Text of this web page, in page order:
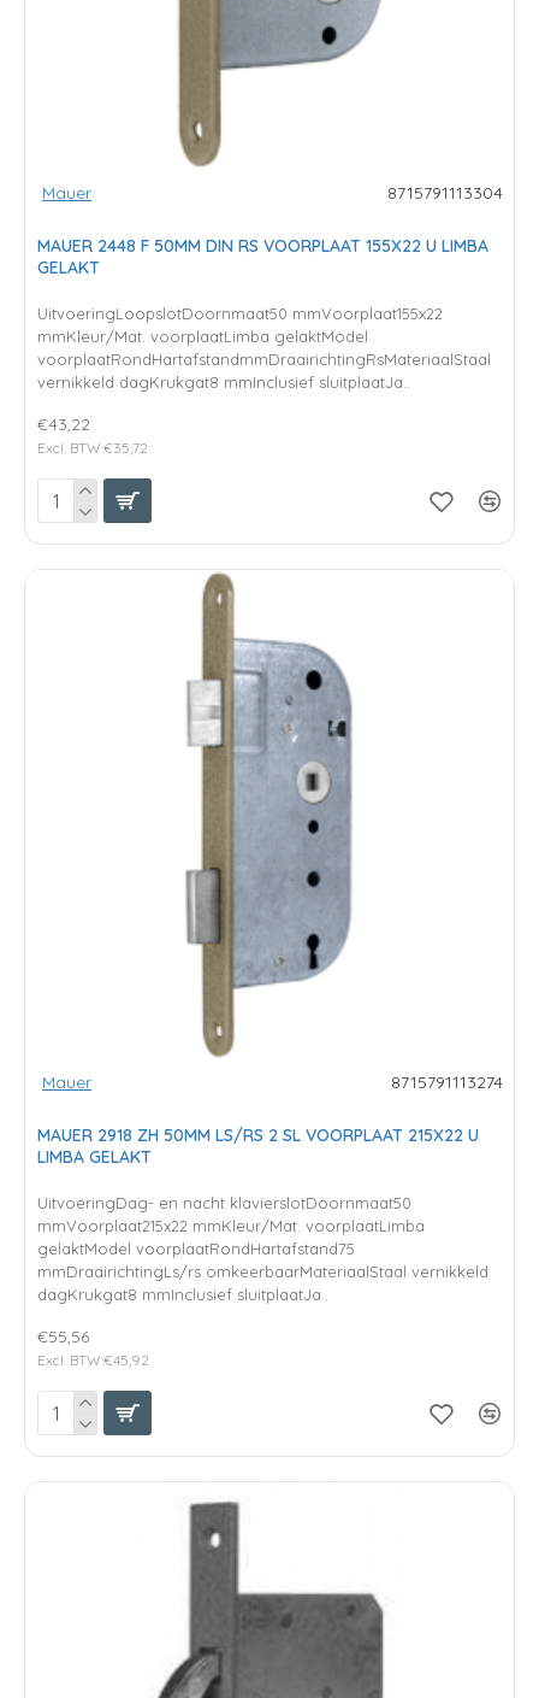
Mauer 8715791113304
MAUER 2448 F 50MM DIN RS VOORPLAAT 155X22 U LIMBA
GELAKT
UitvoeringLoopslotDoornmaat50 mmVoorplaat155x22
mmKleur/Mat. voorplaatLimba gelaktModel
voorplaatRondHartafstandmmDraairichtingRsMateriaalStaal
vernikkeld dagKrukgat8 mmInclusief sluitplaatJa..
€43,22
Excl. BTW:€35,72
Mauer 8715791113274
MAUER 2918 ZH 50MM LS/RS 2 SL VOORPLAAT 215X22 U
LIMBA GELAKT
UitvoeringDag- en nacht klavierslotDoornmaat50
mmVoorplaat215x22 mmKleur/Mat. voorplaatLimba
gelaktModel voorplaatRondHartafstand75
mmDraairichtingLs/rs omkeerbaarMateriaalStaal vernikkeld
dagKrukgat8 mmInclusief sluitplaatJa..
€55,56
Excl. BTW:€45,92